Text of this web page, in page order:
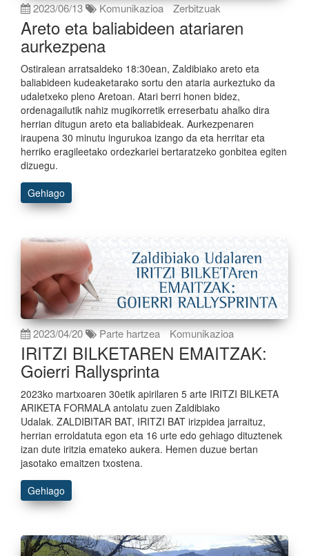
2023/06/13 Komunikazioa Zerbitzuak
Areto eta baliabideen atariaren
aurkezpena
Ostiralean arratsaldeko 18:30ean, Zaldibiako areto eta
baliabideen kudeaketarako sortu den ataria aurkeztuko da
udaletxeko pleno Aretoan. Atari berri honen bidez,
ordenagailutik nahiz mugikorretik erreserbatu ahalko dira
herrian ditugun areto eta baliabideak. Aurkezpenaren
iraupena 30 minutu ingurukoa izango da eta herritar eta
herriko eragileetako ordezkariei bertaratzeko gonbitea egiten
dizuegu.
Gehiago
2023/04/20 Parte hartzea Komunikazioa
IRITZI BILKETAREN EMAITZAK:
Goierri Rallysprinta
2023ko martxoaren 30etik apirilaren 5 arte IRITZI BILKETA
ARIKETA FORMALA antolatu zuen Zaldibiako
Udalak. ZALDIBITAR BAT, IRITZI BAT irizpidea jarraituz,
herrian erroldatuta egon eta 16 urte edo gehiago dituztenek
izan dute iritzia emateko aukera. Hemen duzue bertan
jasotako emaitzen txostena.
Gehiago